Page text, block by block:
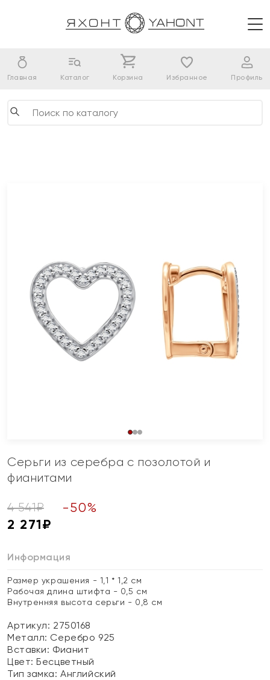
Главная Каталог Корзина Избранное Профиль
Серьги из серебра с позолотой и
фианитами
4 541₽ -50%
2 271₽
Информация
Размер украшения - 1,1 * 1,2 см
Рабочая длина штифта - 0,5 см
Внутренняя высота серьги - 0,8 см
Артикул: 2750168
Металл: Серебро 925
Вставки: Фианит
Цвет:Бесцветный
Тип замка:Английский